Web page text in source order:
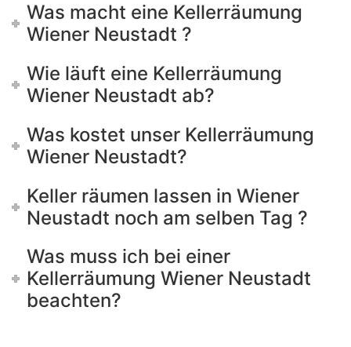
Was macht eine Kellerräumung
Wiener Neustadt ?
Wie läuft eine Kellerräumung
Wiener Neustadt ab?
Was kostet unser Kellerräumung
Wiener Neustadt?
Keller räumen lassen in Wiener
Neustadt noch am selben Tag ?
Was muss ich bei einer
Kellerräumung Wiener Neustadt
beachten?